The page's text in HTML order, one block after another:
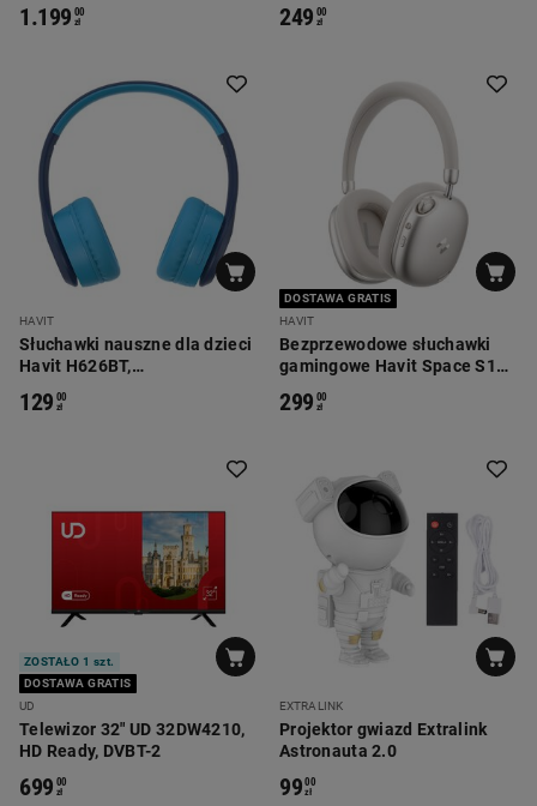
1.199 00
zł 249 00
zł
HAVIT
Słuchawki nauszne dla dzieci
Havit H626BT,
129 00
zł
DOSTAWA GRATIS
HAVIT
Bezprzewodowe słuchawki
gamingowe Havit Space S1
299 00
zł
ZOSTAŁO 1 szt.
DOSTAWA GRATIS
UD
Telewizor 32" UD 32DW4210,
HD Ready, DVBT-2
699 00
zł
EXTRALINK
Projektor gwiazd Extralink
Astronauta 2.0
9900
zł